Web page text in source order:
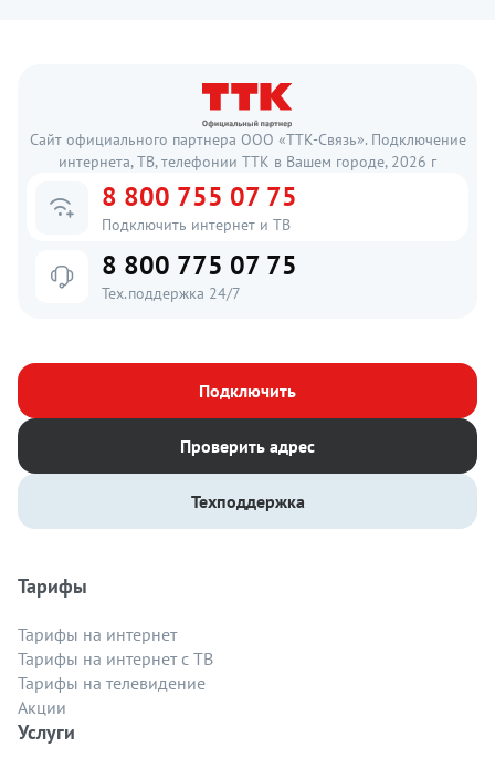
Сайт официального партнера ООО «ТТК-Связь». Подключение
интернета, ТВ, телефонии ТТК в Вашем городе, 2026 г
8 800 755 07 75
Подключить интернет и ТВ
8 800 775 07 75
Тех.поддержка 24/7
Подключить
Проверить адрес
Техподдержка
Тарифы
Тарифы на интернет
Тарифы на интернет с ТВ
Тарифы на телевидение
Акции
Услуги